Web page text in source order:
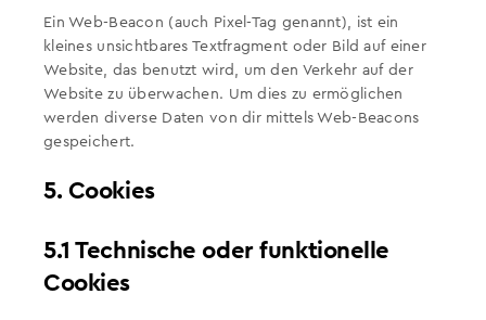
Ein Web-Beacon (auch Pixel-Tag genannt), ist ein
kleines unsichtbares Textfragment oder Bild auf einer
Website, das benutzt wird, um den Verkehr auf der
Website zu überwachen. Um dies zu ermöglichen
werden diverse Daten von dir mittels Web-Beacons
gespeichert.
5. Cookies
5.1 Technische oder funktionelle
Cookies